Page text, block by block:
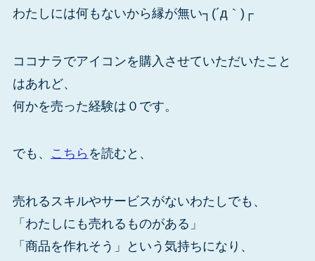
わたしには何もないから縁が無い┐(´д｀)┌
ココナラでアイコンを購入させていただいたこと
はあれど、
何かを売った経験は０です。
でも、 こちら を読むと、
売れるスキルやサービスがないわたしでも、
「わたしにも売れるものがある」
「商品を作れそう」という気持ちになり、